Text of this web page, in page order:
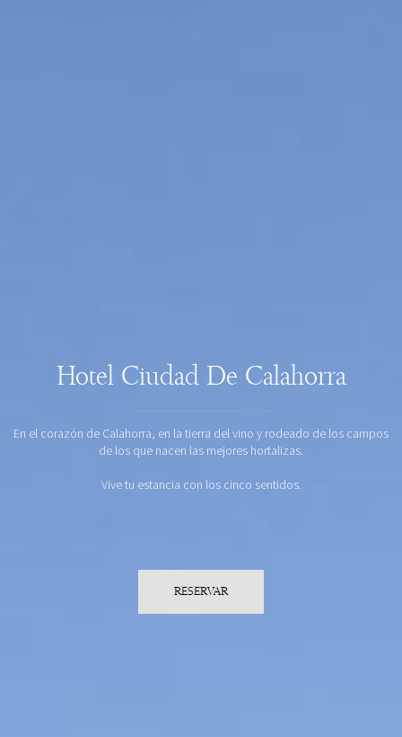
Hotel Ciudad De Calahorra
En el corazón de Calahorra, en la tierra del vino y rodeado de los campos
de los que nacen las mejores hortalizas.
Vive tu estancia con los cinco sentidos.
RESERVAR